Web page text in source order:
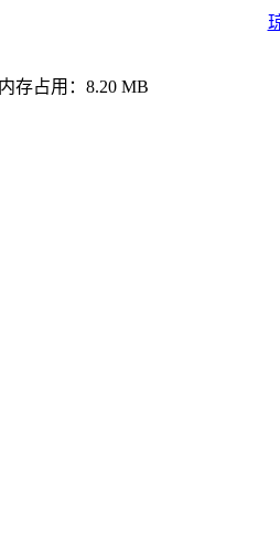
存占用：8.20 MB